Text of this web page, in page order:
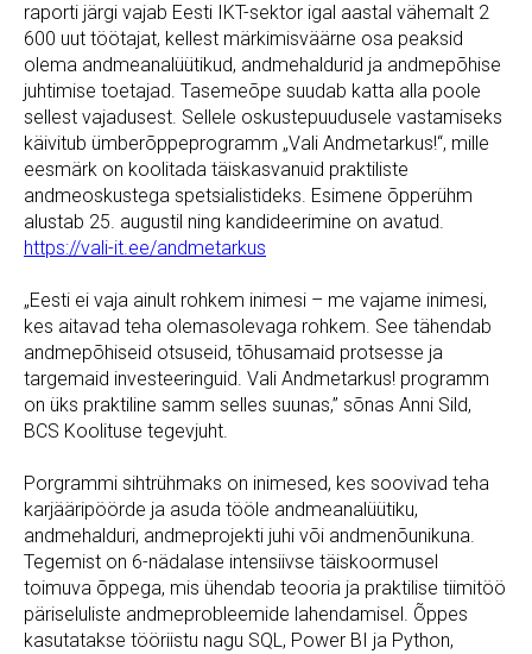
raporti järgi vajab Eesti IKT-sektor igal aastal vähemalt 2
600 uut töötajat, kellest märkimisväärne osa peaksid
olema andmeanalüütikud, andmehaldurid ja andmepõhise
juhtimise toetajad. Tasemeõpe suudab katta alla poole
sellest vajadusest. Sellele oskustepuudusele vastamiseks
käivitub ümberõppeprogramm „Vali Andmetarkus!“, mille
eesmärk on koolitada täiskasvanuid praktiliste
andmeoskustega spetsialistideks. Esimene õpperühm
alustab 25. augustil ning kandideerimine on avatud.
https://vali-it.ee/andmetarkus
„Eesti ei vaja ainult rohkem inimesi – me vajame inimesi,
kes aitavad teha olemasolevaga rohkem. See tähendab
andmepõhiseid otsuseid, tõhusamaid protsesse ja
targemaid investeeringuid. Vali Andmetarkus! programm
on üks praktiline samm selles suunas,” sõnas Anni Sild,
BCS Koolituse tegevjuht.
Porgrammi sihtrühmaks on inimesed, kes soovivad teha
karjääripöörde ja asuda tööle andmeanalüütiku,
andmehalduri, andmeprojekti juhi või andmenõunikuna.
Tegemist on 6-nädalase intensiivse täiskoormusel
toimuva õppega, mis ühendab teooria ja praktilise tiimitöö
päriseluliste andmeprobleemide lahendamisel. Õppes
kasutatakse tööriistu nagu SQL, Power BI ja Python,